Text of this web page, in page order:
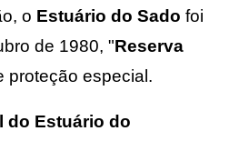
o Estuário do Sado foi
de 1980, "Reserva
proteção especial.
do Estuário do